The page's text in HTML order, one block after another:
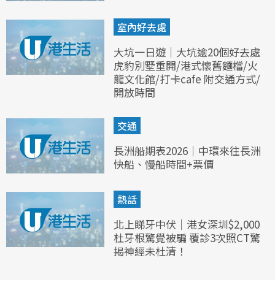
室內好去處
大坑一日遊｜大坑逾20個好去處
虎豹別墅重開/港式懷舊麵檔/火
龍文化館/打卡cafe 附交通方式/
開放時間
交通
長洲船期表2026｜中環來往長洲
快船、慢船時間+票價
熱話
北上睇牙中伏｜港女深圳$2,000
杜牙根驚覺被騙 覆診3次照CT驚
揭神經未杜清！